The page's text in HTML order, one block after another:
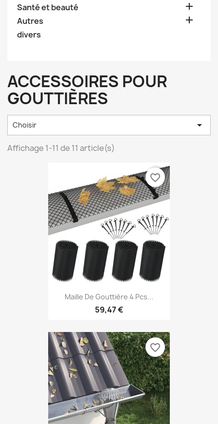
Santé et beauté 
Autres 
divers
ACCESSOIRES POUR
GOUTTIÈRES
Choisir 
Affichage 1-11 de 11 article(s)
Maille De Gouttière 4 Pcs...
59,47 €
favorite_border
favorite_border